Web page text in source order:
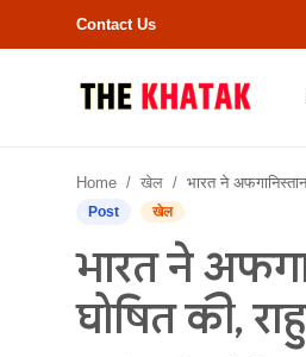
Contact Us
Contact Us
राजस्थान
राजनीति
Home खेल भारत ने अफगानिस्तान के खिलाफ पहली
Post खेल
भारत ने
घोषित की,